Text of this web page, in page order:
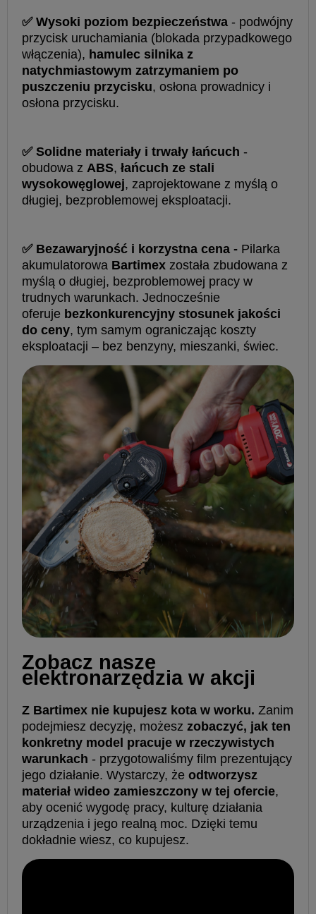
✅ Wysoki poziom bezpieczeństwa - podwójny
przycisk uruchamiania (blokada przypadkowego
włączenia), hamulec silnika z
natychmiastowym zatrzymaniem po
puszczeniu przycisku, osłona prowadnicy i
osłona przycisku.
✅ Solidne materiały i trwały łańcuch -
obudowa z ABS, łańcuch ze stali
wysokowęglowej, zaprojektowane z myślą o
długiej, bezproblemowej eksploatacji.
✅ Bezawaryjność i korzystna cena - Pilarka
akumulatorowa Bartimex została zbudowana z
myślą o długiej, bezproblemowej pracy w
trudnych warunkach. Jednocześnie
oferuje bezkonkurencyjny stosunek jakości
do ceny, tym samym ograniczając koszty
eksploatacji – bez benzyny, mieszanki, świec.
️Zobacz nasze
elektronarzędzia w akcji
Z Bartimex nie kupujesz kota w worku. Zanim
podejmiesz decyzję, możesz zobaczyć, jak ten
konkretny model pracuje w rzeczywistych
warunkach - przygotowaliśmy film prezentujący
jego działanie. Wystarczy, że odtworzysz
materiał wideo zamieszczony w tej ofercie,
aby ocenić wygodę pracy, kulturę działania
urządzenia i jego realną moc. Dzięki temu
dokładnie wiesz, co kupujesz.